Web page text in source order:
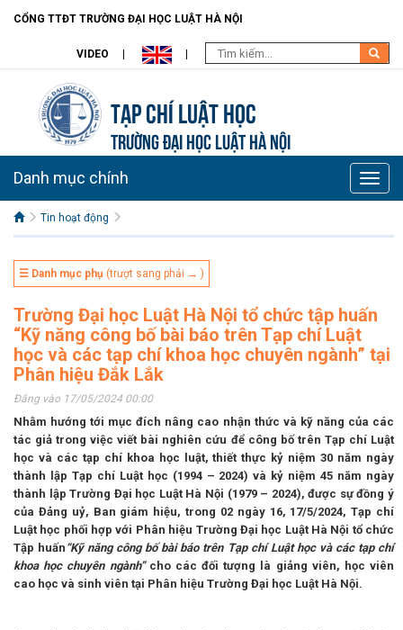
CỔNG TTĐT TRƯỜNG ĐẠI HỌC LUẬT HÀ NỘI
VIDEO
Tạp chí Luật học
TRƯỜNG ĐẠI HỌC LUẬT HÀ NỘI
Toggle
Danh mục chính
Tin hoạt động
☰ Danh mục phụ (trượt sang phải → )
Trường Đại học Luật Hà Nội tổ chức tập huấn
“Kỹ năng công bố bài báo trên Tạp chí Luật
học và các tạp chí khoa học chuyên ngành” tại
Phân hiệu Đắk Lắk
Đăng vào 17/05/2024 00:00
Nhằm hướng tới mục đích nâng cao nhận thức và kỹ năng của các
tác giả trong việc viết bài nghiên cứu để công bố trên Tạp chí Luật
học và các tạp chí khoa học luật, thiết thực kỷ niệm 30 năm ngày
thành lập Tạp chí Luật học (1994 – 2024) và kỷ niệm 45 năm ngày
thành lập Trường Đại học Luật Hà Nội (1979 – 2024), được sự đồng ý
của Đảng uỷ, Ban giám hiệu, trong 02 ngày 16, 17/5/2024, Tạp chí
Luật học phối hợp với Phân hiệu Trường Đại học Luật Hà Nội tổ chức
Tập huấn “Kỹ năng công bố bài báo trên Tạp chí Luật học và các tạp chí
khoa học chuyên ngành”cho các đối tượng là giảng viên, học viên
cao học và sinh viên tại Phân hiệu Trường Đại học Luật Hà Nội.